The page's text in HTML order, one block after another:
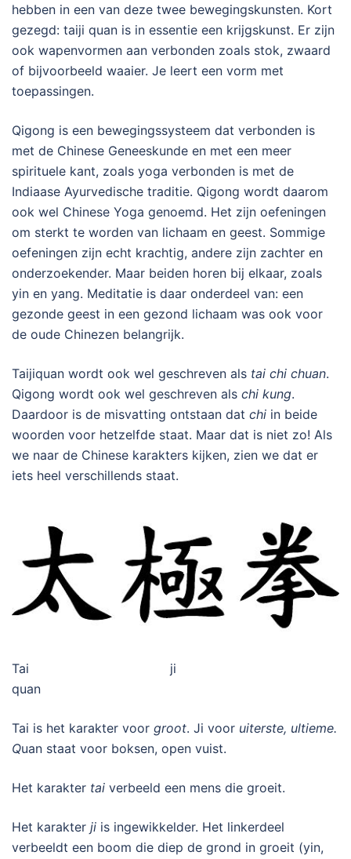
hebben in een van deze twee bewegingskunsten. Kort
gezegd: taiji quan is in essentie een krijgskunst. Er zijn
ook wapenvormen aan verbonden zoals stok, zwaard
of bijvoorbeeld waaier. Je leert een vorm met
toepassingen.
Qigong is een bewegingssysteem dat verbonden is
met de Chinese Geneeskunde en met een meer
spirituele kant, zoals yoga verbonden is met de
Indiaase Ayurvedische traditie. Qigong wordt daarom
ook wel Chinese Yoga genoemd. Het zijn oefeningen
om sterkt te worden van lichaam en geest. Sommige
oefeningen zijn echt krachtig, andere zijn zachter en
onderzoekender. Maar beiden horen bij elkaar, zoals
yin en yang. Meditatie is daar onderdeel van: een
gezonde geest in een gezond lichaam was ook voor
de oude Chinezen belangrijk.
Taijiquan wordt ook wel geschreven als tai chi chuan.
Qigong wordt ook wel geschreven als chi kung.
Daardoor is de misvatting ontstaan dat chi in beide
woorden voor hetzelfde staat. Maar dat is niet zo! Als
we naar de Chinese karakters kijken, zien we dat er
iets heel verschillends staat.
Tai ji
quan
Tai is het karakter voor groot. Ji voor uiterste, ultieme.
Quan staat voor boksen, open vuist.
Het karakter tai verbeeld een mens die groeit.
Het karakter ji is ingewikkelder. Het linkerdeel
verbeeldt een boom die diep de grond in groeit (yin,